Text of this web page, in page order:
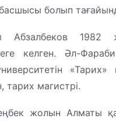
болып
Абзалбеков 1982
келген. Әл-
«Тарих»
тарих магистрі.
жолын Алматы